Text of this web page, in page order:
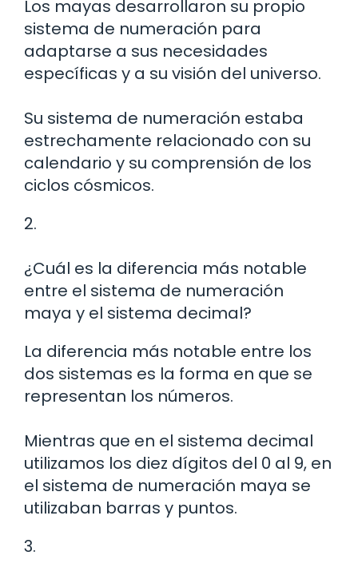
Los mayas desarrollaron su propio
sistema de numeración para
adaptarse a sus necesidades
específicas y a su visión del universo.
Su sistema de numeración estaba
estrechamente relacionado con su
calendario y su comprensión de los
ciclos cósmicos.
2.
¿Cuál es la diferencia más notable
entre el sistema de numeración
maya y el sistema decimal?
La diferencia más notable entre los
dos sistemas es la forma en que se
representan los números.
Mientras que en el sistema decimal
utilizamos los diez dígitos del 0 al 9, en
el sistema de numeración maya se
utilizaban barras y puntos.
3.